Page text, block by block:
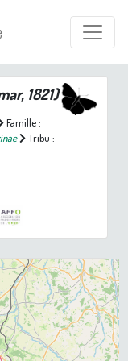
1821)
Famille :
Tribu :